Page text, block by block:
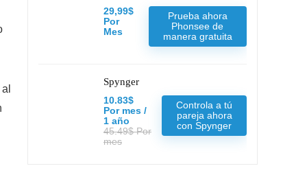
29,99$
Por
Mes
Prueba ahora
Phonsee de
manera gratuita
Spynger
10.83$
Por mes /
1 año
45.49$ Por
mes
Controla a tú
pareja ahora
con Spynger